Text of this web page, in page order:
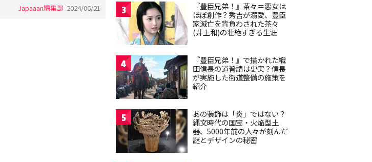
Japaaan編集部 2024/06/21 3
『豊臣兄弟！』茶々＝悪女は
ほぼ創作？秀吉が溺愛、豊臣
家滅亡を背負わされた茶々
(井上和)の壮絶すぎる生涯
4
『豊臣兄弟！』で描かれた織
田信長の道普請は史実？信長
が実施した街道整備の施策を
紹介
5
あの装飾は「炎」ではない？
縄文時代の国宝・火焔型土
器、5000年前の人々が刻んだ
謎とデザインの秘密